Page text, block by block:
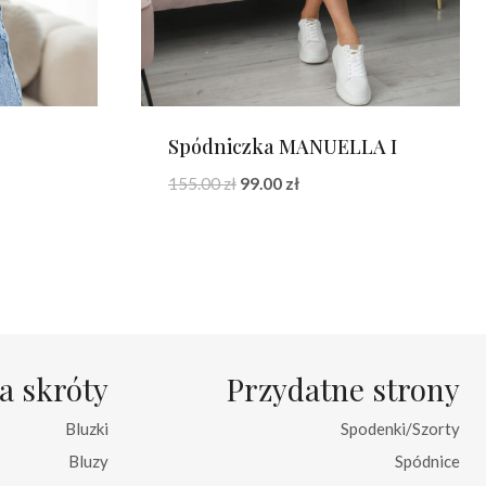
Spódniczka MANUELLA I
155.00zł Pierwotna
99.00 złAktualna
skróty
Bluzki
Bluzy
Przydatne strony
Spodenki/Szorty
Spódnice